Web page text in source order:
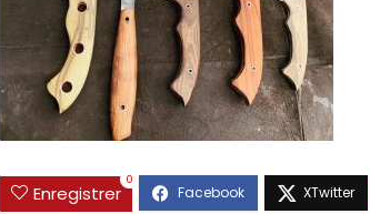
Enregistrer
0